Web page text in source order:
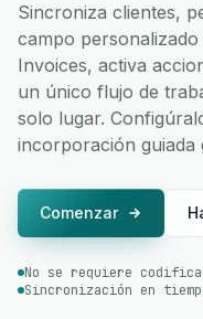
Sincroniza clientes,
campo
Invoices, activa
un único flujo de
solo lugar.
incorporación guiada
Comenzar
No se requiere
Sincronización en